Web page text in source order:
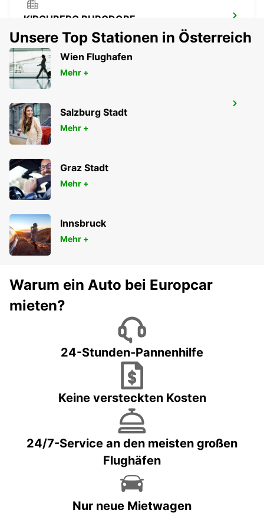
KIRCHBERG BURGDORF
KIRCHBERG - SWITZERLAND
MONTREUX, HOTEL MONTREUX-PALACE
MONTREUX - SWITZERLAND
Unsere Top Stationen in Österreich
Wien Flughafen
Mehr +
Salzburg Stadt
Mehr +
Graz Stadt
Mehr +
Innsbruck
Mehr +
Warum ein Auto bei Europcar
mieten?
24-Stunden-Pannenhilfe
Keine versteckten Kosten
24/7-Service an den meisten großen
Flughäfen
Nur neue Mietwagen